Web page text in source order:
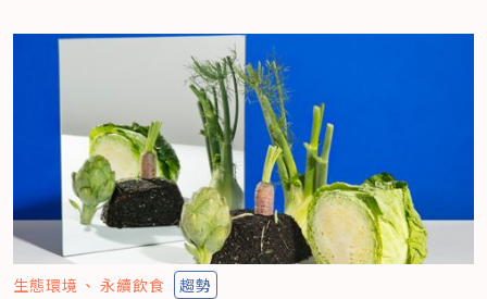
生態環境 永續飲食 趨勢